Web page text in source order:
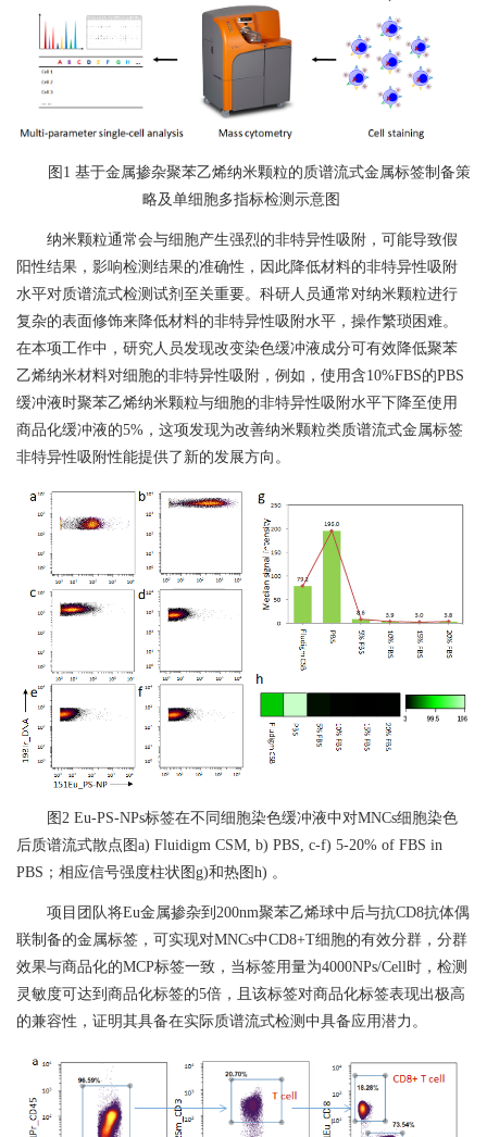
图 1 基于金属掺杂聚苯乙烯纳米颗粒的质谱流式金属标签制备策
略及单细胞多指标检测示意图
纳米颗粒通常会与细胞产生强烈的非特异性吸附，可能导致假
阳性结果，影响检测结果的准确性，因此降低材料的非特异性吸附
水平对质谱流式检测试剂至关重要。科研人员通常对纳米颗粒进行
复杂的表面修饰来降低材料的非特异性吸附水平，操作繁琐困难。
在本项工作中，研究人员发现改变染色缓冲液成分可有效降低聚苯
乙烯纳米材料对细胞的非特异性吸附，例如，使用含10%FBS的PBS
缓冲液时聚苯乙烯纳米颗粒与细胞的非特异性吸附水平下降至使用
商品化缓冲液的5% ，这项发现为改善纳米颗粒类质谱流式金属标签
非特异性吸附性能提供了新的发展方向。
图 2 Eu-PS-NPs标签在不同细胞染色缓冲液中对MNCs细胞染色
后质谱流式散点图 a) Fluidigm CSM, b) PBS, c-f) 5-20% of FBS in
PBS ；相应信号强度柱状图 g)和热图 h) 。
项目团队将Eu金属掺杂到 200nm聚苯乙烯球中后与抗CD8抗体偶
联制备的金属标签，可实现对MNCs中CD8+T细胞的有效分群，分群
效果与商品化的MCP标签一致，当标签用量为4000NPs/Cell时，检测
灵敏度可达到商品化标签的5倍，且该标签对商品化标签表现出极高
的兼容性，证明其具备在实际质谱流式检测中具备应用潜力。